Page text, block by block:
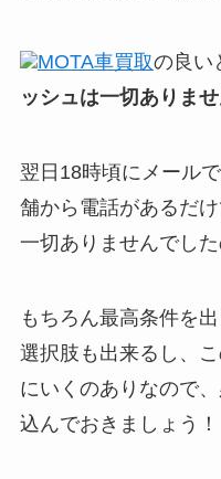
MOTA車買取の良い
ッシュは一切ありませ
翌日18時頃にメール
舗から電話があるだ
一切ありませんでし
もちろん最高条件を
選択肢も出来るし、
にいくのありなので
込んでおきましょう！